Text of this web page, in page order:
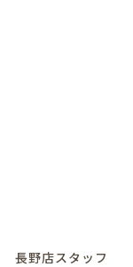
長野店スタッフ